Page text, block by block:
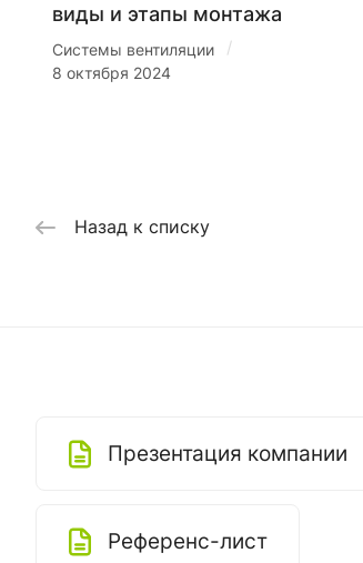
виды и этапы монтажа
Системы вентиляции /
8 октября 2024
Назад к списку
Презентация компании
Референс-лист